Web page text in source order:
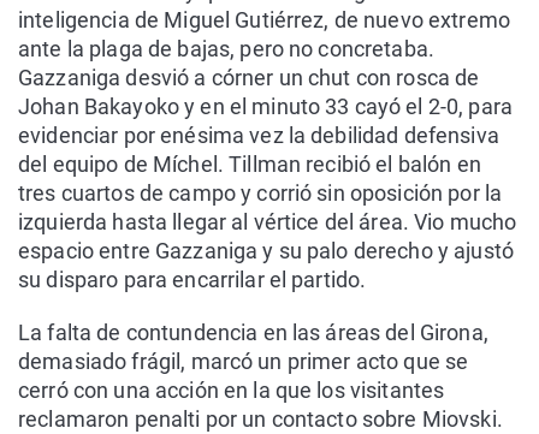
inteligencia de Miguel Gutiérrez, de nuevo extremo
ante la plaga de bajas, pero no concretaba.
Gazzaniga desvió a córner un chut con rosca de
Johan Bakayoko y en el minuto 33 cayó el 2-0, para
evidenciar por enésima vez la debilidad defensiva
del equipo de Míchel. Tillman recibió el balón en
tres cuartos de campo y corrió sin oposición por la
izquierda hasta llegar al vértice del área. Vio mucho
espacio entre Gazzaniga y su palo derecho y ajustó
su disparo para encarrilar el partido.
La falta de contundencia en las áreas del Girona,
demasiado frágil, marcó un primer acto que se
cerró con una acción en la que los visitantes
reclamaron penalti por un contacto sobre Miovski.